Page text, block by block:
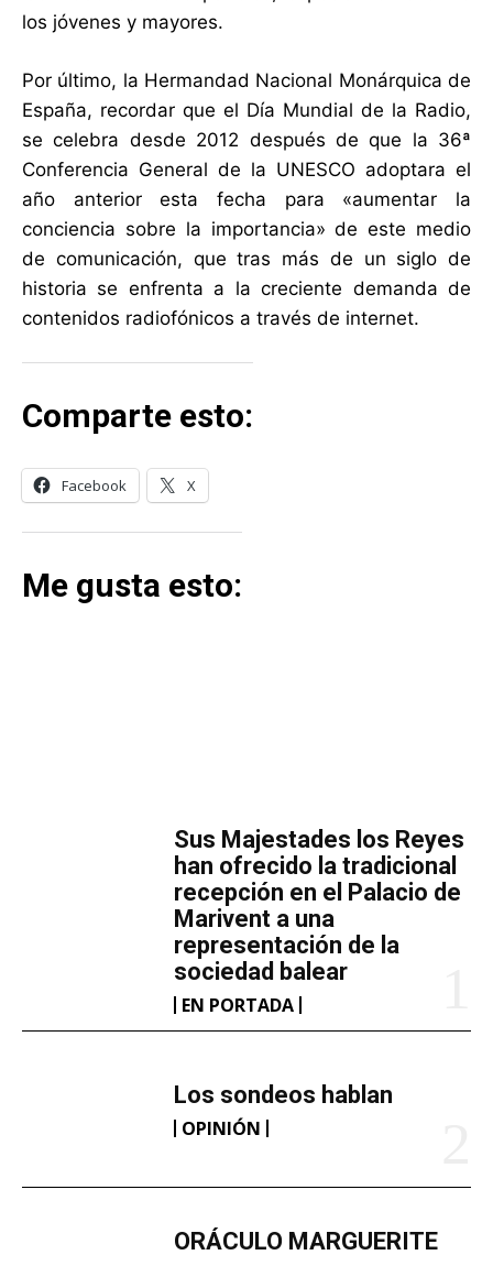
​Sus Majestades los Reyes
han ofrecido la tradicional
recepción en el Palacio de
Marivent​ a una
representación de la
sociedad balear
EN PORTADA
Los sondeos hablan
OPINIÓN
ORÁCULO MARGUERITE
los jóvenes y mayores.
Por último, la Hermandad Nacional Monárquica de
España, recordar que el Día Mundial de la Radio,
se celebra desde 2012 después de que la 36ª
Conferencia General de la UNESCO adoptara el
año anterior esta fecha para «aumentar la
conciencia sobre la importancia» de este medio
de comunicación, que tras más de un siglo de
historia se enfrenta a la creciente demanda de
contenidos radiofónicos a través de internet.
Comparte esto:
Facebook X
Me gusta esto: